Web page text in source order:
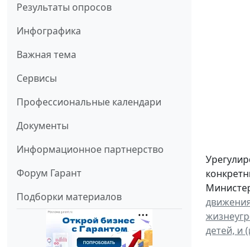
Результаты опросов
Инфографика
Важная тема
Сервисы
Профессиональные календари
Документы
Информационное партнерство
Форум Гарант
Подборки материалов
детей, и